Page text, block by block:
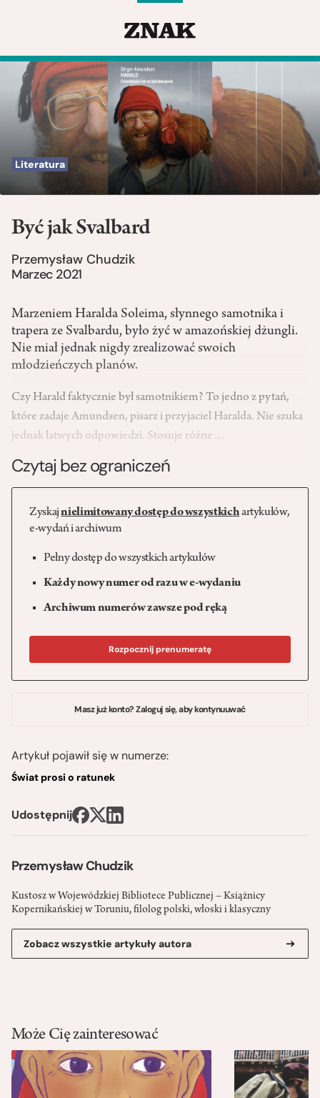
Literatura
Przemysław Chudzik
Kustosz w Wojewódzkiej Bibliotece Publicznej – Książnicy
Kopernikańskiej w Toruniu, filolog polski, włoski i klasyczny
Zobacz wszystkie artykuły autora
Być jak Svalbard
Przemysław Chudzik
Marzec 2021
Marzeniem Haralda Soleima, słynnego samotnika i
trapera ze Svalbardu, było żyć w amazońskiej dżungli.
Nie miał jednak nigdy zrealizować swoich
młodzieńczych planów.
Czy Harald faktycznie był samotnikiem? To jedno z pytań,
które zadaje Amundsen, pisarz i przyjaciel Haralda. Nie szuka
jednak łatwych odpowiedzi. Stosuje różne…
Czytaj bez ograniczeń
Zyskajnielimitowany dostęp do wszystkichartykułów,
e-wydań i archiwum
Pełny dostęp do wszystkich artykułów
Każdy nowy numer od razu w e-wydaniu
Archiwum numerów zawsze pod ręką
Rozpocznij prenumeratę
Masz już konto? Zaloguj się, aby kontynuuwać
Artykuł pojawił się w numerze:
Świat prosi o ratunek
Udostępnij
Może Cię zainteresować